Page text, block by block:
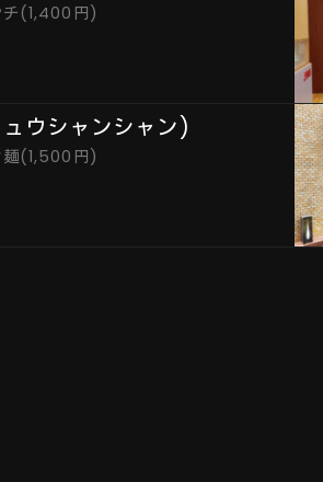
チ(1,400円)
ウシャンシャン)
麺(1,500円)